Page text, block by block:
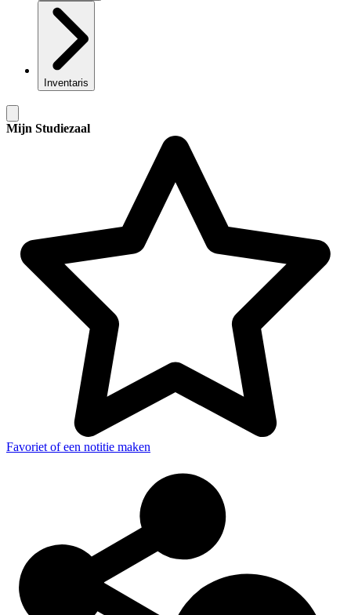
Inventaris
Mijn Studiezaal
Favoriet of een notitie maken